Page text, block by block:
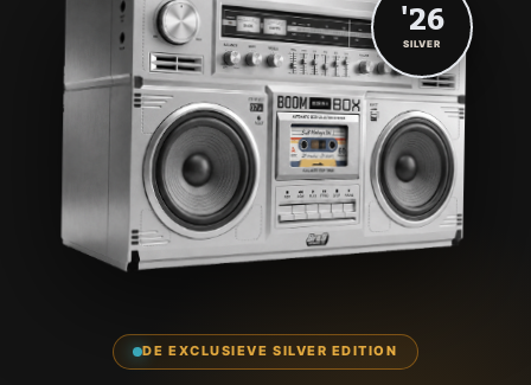
DE EXCLUSIEVE SILVER EDITION
'26
SILVER